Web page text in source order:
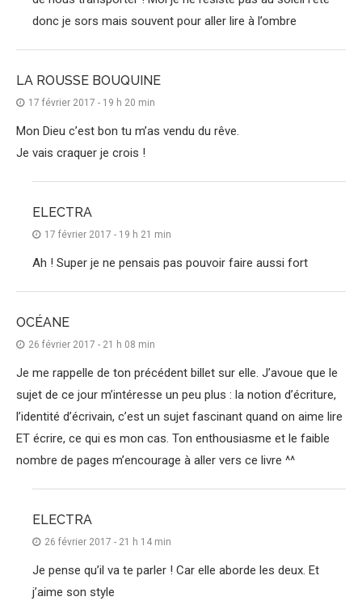
donc je sors mais souvent pour aller lire à l’ombre
LA ROUSSE BOUQUINE
17 février 2017 - 19 h 20 min
Mon Dieu c’est bon tu m’as vendu du rêve.
Je vais craquer je crois !
ELECTRA
17 février 2017 - 19 h 21 min
Ah ! Super je ne pensais pas pouvoir faire aussi fort
OCÉANE
26 février 2017 - 21 h 08 min
Je me rappelle de ton précédent billet sur elle. J’avoue que le
sujet de ce jour m’intéresse un peu plus : la notion d’écriture,
l’identité d’écrivain, c’est un sujet fascinant quand on aime lire
ET écrire, ce qui es mon cas. Ton enthousiasme et le faible
nombre de pages m’encourage à aller vers ce livre ^^
ELECTRA
26 février 2017 - 21 h 14 min
Je pense qu’il va te parler ! Car elle aborde les deux. Et
j’aime son style